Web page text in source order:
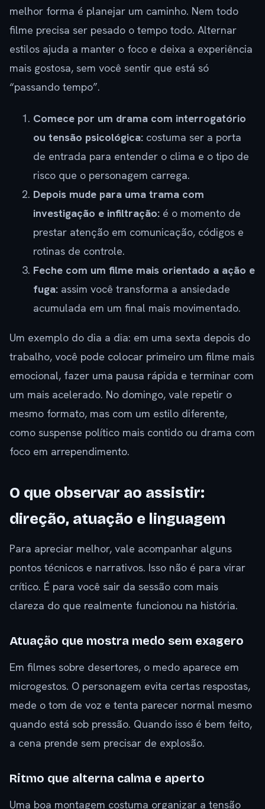
melhor forma é planejar um caminho. Nem todo
filme precisa ser pesado o tempo todo. Alternar
estilos ajuda a manter o foco e deixa a experiência
mais gostosa, sem você sentir que está só
“passando tempo”.
Comece por um drama com interrogatório
ou tensão psicológica: costuma ser a porta
de entrada para entender o clima e o tipo de
risco que o personagem carrega.
Depois mude para uma trama com
investigação e infiltração: é o momento de
prestar atenção em comunicação, códigos e
rotinas de controle.
Feche com um filme mais orientado a ação e
fuga: assim você transforma a ansiedade
acumulada em um final mais movimentado.
Um exemplo do dia a dia: em uma sexta depois do
trabalho, você pode colocar primeiro um filme mais
emocional, fazer uma pausa rápida e terminar com
um mais acelerado. No domingo, vale repetir o
mesmo formato, mas com um estilo diferente,
como suspense político mais contido ou drama com
foco em arrependimento.
O que observar ao assistir:
direção, atuação e linguagem
Para apreciar melhor, vale acompanhar alguns
pontos técnicos e narrativos. Isso não é para virar
crítico. É para você sair da sessão com mais
clareza do que realmente funcionou na história.
Atuação que mostra medo sem exagero
Em filmes sobre desertores, o medo aparece em
microgestos. O personagem evita certas respostas,
mede o tom de voz e tenta parecer normal mesmo
quando está sob pressão. Quando isso é bem feito,
a cena prende sem precisar de explosão.
Ritmo que alterna calma e aperto
Uma boa montagem costuma organizar a tensão